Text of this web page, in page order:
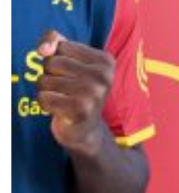
Robe di Kappa x Genoa
Vintage Collection
Red&Blue Voices
Kids